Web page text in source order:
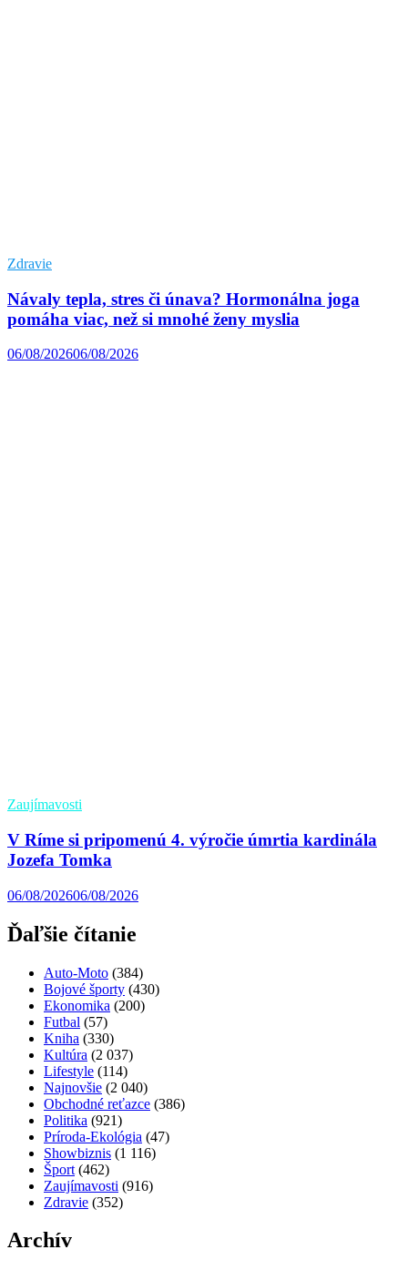
Zdravie
Návaly tepla, stres či únava? Hormonálna joga
pomáha viac, než si mnohé ženy myslia
06/08/202606/08/2026
Zaujímavosti
V Ríme si pripomenú 4. výročie úmrtia kardinála
Jozefa Tomka
06/08/202606/08/2026
Ďaľšie čítanie
Auto-Moto (384)
Bojové športy (430)
Ekonomika (200)
Futbal (57)
Kniha (330)
Kultúra (2 037)
Lifestyle (114)
Najnovšie (2 040)
Obchodné reťazce (386)
Politika (921)
Príroda-Ekológia (47)
Showbiznis (1 116)
Šport (462)
Zaujímavosti (916)
Zdravie (352)
Archív